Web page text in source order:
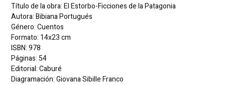
Título de la obra: El Estorbo-Ficciones de la Patagonia
Autora: Bibiana Portugués
Género: Cuentos
Formato: 14x23 cm
ISBN: 978
Páginas: 54
Editorial: Caburé
Diagramación: Giovana Sibille Franco